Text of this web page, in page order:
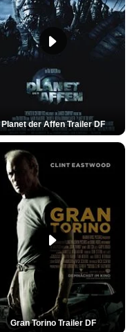
Planet der Affen Trailer DF
Gran Torino Trailer DF